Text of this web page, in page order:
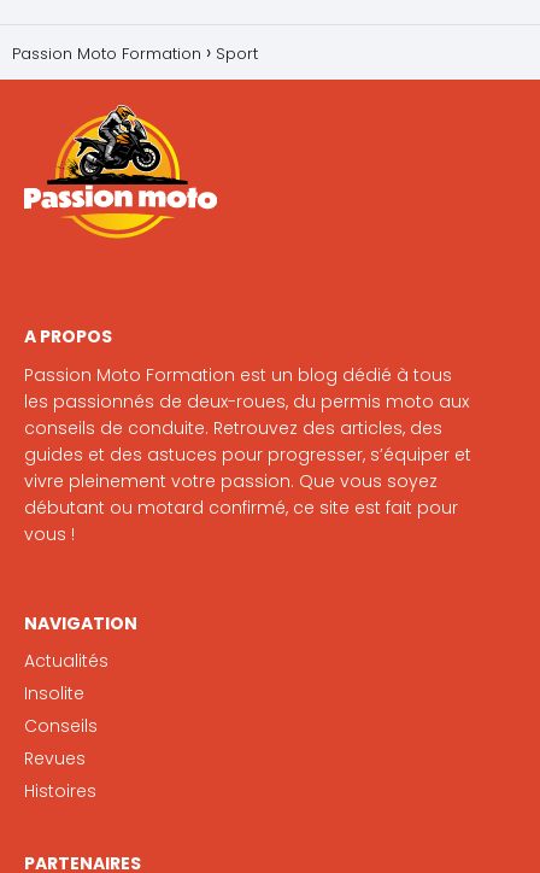
Passion Moto Formation Sport
A PROPOS
Passion Moto Formation est un blog dédié à tous
les passionnés de deux-roues, du permis moto aux
conseils de conduite. Retrouvez des articles, des
guides et des astuces pour progresser, s’équiper et
vivre pleinement votre passion. Que vous soyez
débutant ou motard confirmé, ce site est fait pour
vous !
NAVIGATION
Actualités
Insolite
Conseils
Revues
Histoires
PARTENAIRES